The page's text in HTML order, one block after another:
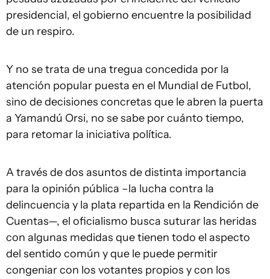
presidencial, el gobierno encuentre la posibilidad
de un respiro.
Y no se trata de una tregua concedida por la
atención popular puesta en el Mundial de Futbol,
sino de decisiones concretas que le abren la puerta
a Yamandú Orsi, no se sabe por cuánto tiempo,
para retomar la iniciativa política.
A través de dos asuntos de distinta importancia
para la opinión pública –la lucha contra la
delincuencia y la plata repartida en la Rendición de
Cuentas—, el oficialismo busca suturar las heridas
con algunas medidas que tienen todo el aspecto
del sentido común y que le puede permitir
congeniar con los votantes propios y con los